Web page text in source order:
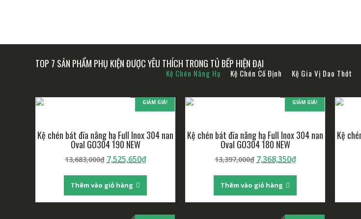
TOP 7 SẢN PHẨM PHỤ KIỆN ĐƯỢC YÊU THÍCH TRONG TỦ BẾP HIỆN ĐẠI
Kệ Chén Nâng Hạ Kệ Chén Cố Định Kệ Gia Vị Dao Thớt
GIẢM GIÁ!
Kệ chén bát đĩa nâng hạ Full Inox 304 nan
Oval GO304 190 NEW
13,683,000₫ 7,525,650₫
Thêm vào giỏ hàng
GIẢM GIÁ!
Kệ chén bát đĩa nâng hạ Full Inox 304 nan
Oval GO304 180 NEW
13,397,000₫ 7,368,350₫
Thêm vào giỏ hàng
Kệ